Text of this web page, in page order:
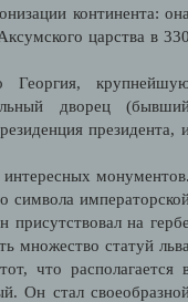
континента:
царства в
Георгия,
дворец
президента,
символа
на
множество статуй
что располагается
Он стал